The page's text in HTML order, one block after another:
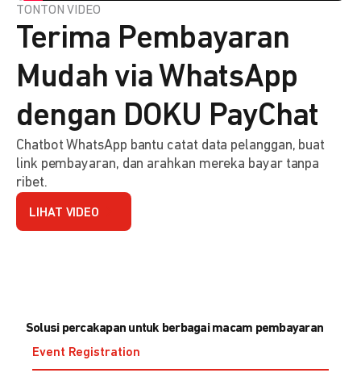
TONTON VIDEO
Terima Pembayaran
Mudah via WhatsApp
dengan DOKU PayChat
Chatbot WhatsApp bantu catat data pelanggan, buat
link pembayaran, dan arahkan mereka bayar tanpa
ribet.
LIHAT VIDEO
Solusi percakapan untuk berbagai macam pembayaran
Event Registration